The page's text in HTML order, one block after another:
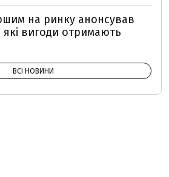
на ринку анонсував
які вигоди отримають
ВСІ НОВИНИ